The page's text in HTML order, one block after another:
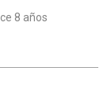
8 años